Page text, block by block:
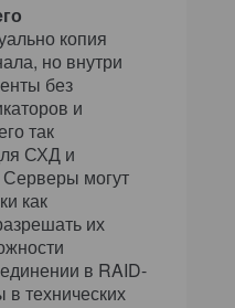
копия
но внутри
без
и
так
СХД и
могут
как
их
в RAID-
в технических